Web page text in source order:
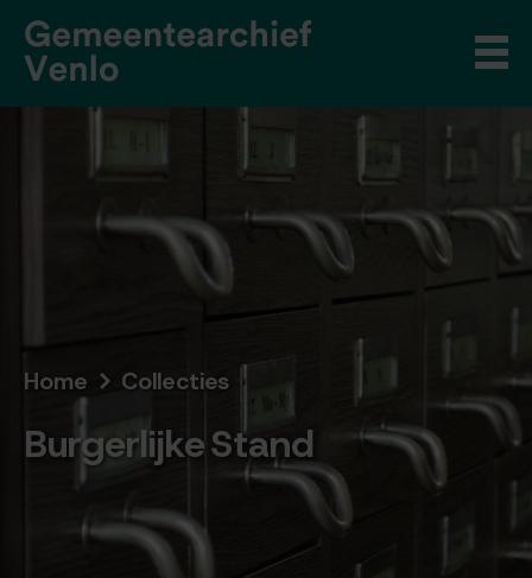
Home Collecties
Burgerlijke Stand